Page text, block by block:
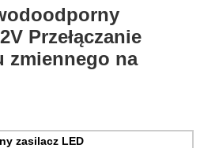
Przełączanie
zmiennego na
zasilacz LED